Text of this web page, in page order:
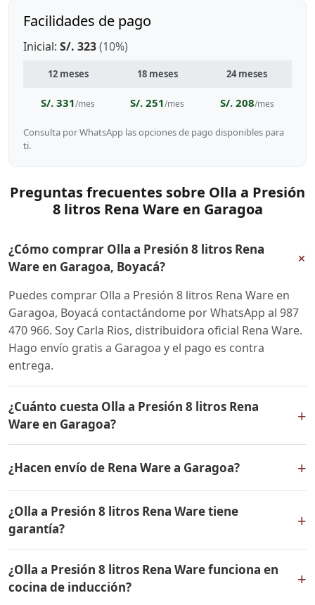
Facilidades de pago
Inicial: S/. 323(10%)
12 meses 18 meses 24 meses
S/. 331/mes S/. 251/mes S/. 208/mes
Consulta por WhatsApp las opciones de pago disponibles para
ti.
Preguntas frecuentes sobre Olla a Presión
8 litros Rena Ware en Garagoa
¿Cómo comprar Olla a Presión 8 litros Rena
Ware en Garagoa, Boyacá?
+
Puedes comprar Olla a Presión 8 litros Rena Ware en
Garagoa, Boyacá contactándome por WhatsApp al 987
470 966. Soy Carla Rios, distribuidora oficial Rena Ware.
Hago envío gratis a Garagoa y el pago es contra
entrega.
¿Cuánto cuesta Olla a Presión 8 litros Rena
Ware en Garagoa?
+
mismo en todo Colombia. Contáctame por WhatsApp
para conocer el precio actual, promociones disponibles
y facilidades de pago en cuotas desde el 10% de inicial.
¿Hacen envío de Rena Ware a Garagoa? +
Ware a Garagoa, Boyacá y a todo Colombia. El pago es
contra entrega.
¿Olla a Presión 8 litros Rena Ware tiene
garantía?
+
por vida contra defectos de fabricación. Todos los
productos Rena Ware están fabricados en acero
¿Olla a Presión 8 litros Rena Ware funciona en
cocina de inducción?
+